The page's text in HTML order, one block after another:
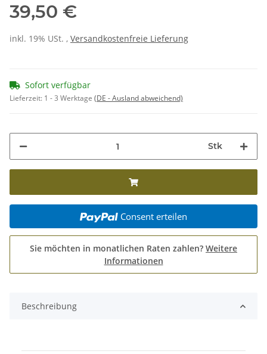
39,50 €
inkl. 19% USt. , Versandkostenfreie Lieferung
Sofort verfügbar
Lieferzeit: 1 - 3 Werktage (DE - Ausland abweichend)
Stk
Consent erteilen
Sie möchten in monatlichen Raten zahlen? Weitere
Informationen
Beschreibung